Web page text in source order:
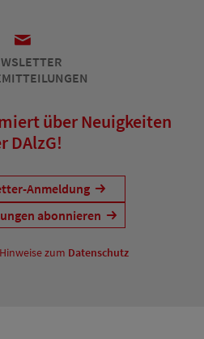
über Neuigkeiten
DAlzG!
Anmeldung
abonnieren
zum Datenschutz